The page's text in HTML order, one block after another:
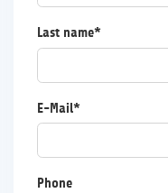
Last name*
E-Mail*
Phone